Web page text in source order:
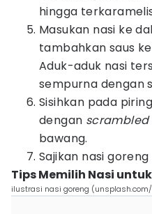
hingga
Masukan nasi ke
tambahkan saus
Aduk-aduk nasi
sempurna dengan
Sisihkan pada
dengan scrambled
bawang.
Sajikan nasi
Tips Memilih Nasi
ilustrasi nasi goreng